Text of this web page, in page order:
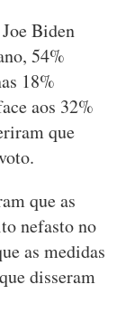
Biden
54%
18%
aos 32%
que
que as
nefasto no
as medidas
disseram